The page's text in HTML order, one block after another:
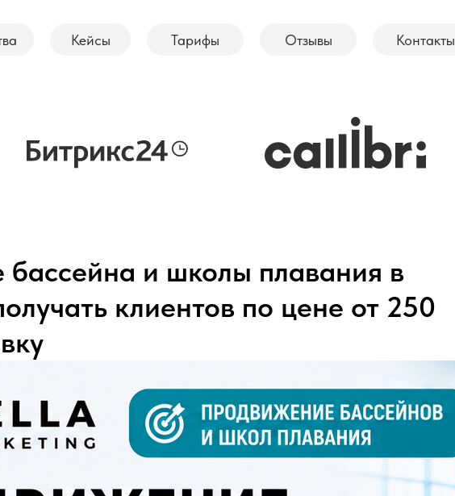
Кейсы Тарифы Отзывы Контакты
и школы плавания в
клиентов по цене от 250